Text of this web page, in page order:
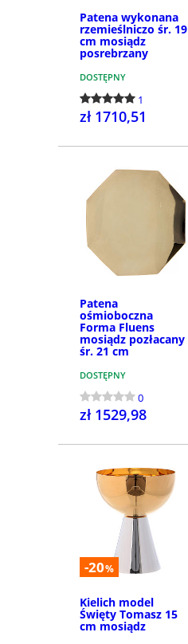
Patena wykonana
rzemieślniczo śr. 19
cm mosiądz
posrebrzany
DOSTĘPNY
1
zł 1710,51
Patena
ośmioboczna
Forma Fluens
mosiądz pozłacany
śr. 21 cm
DOSTĘPNY
0
zł 1529,98
-20%
Kielich model
Święty Tomasz 15
cm mosiądz